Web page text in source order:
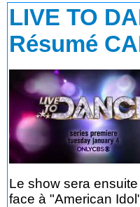
LIVE TO
Résumé
Le show sera
face à "American